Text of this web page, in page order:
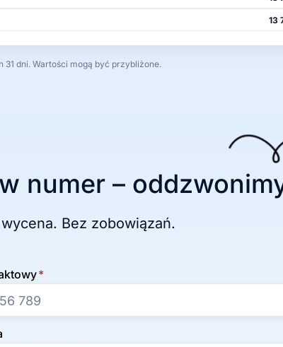
13
31 dni. Wartości mogą być przybliżone.
numer –
wycena. Bez zobowiązań.
*